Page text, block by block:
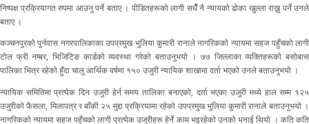
निष्पक्ष प्रक्रियागत रुपमा आउनु पर्ने बताए । पीडितहरूको लागी सधैँ नै न्यायको ढोका खुल्ला राख्नु पर्ने उनले
बताए ।
कञ्चनपुरको पुर्नवास नगरपालिकाका उपप्रमुख भुलिया कुमारी रानाले नागरिकको न्यायमा सहज पहुँचको लागी
टोल फ्री नम्बर, भिजिटिङ कार्डको व्यवस्था गरेको बताउनुभयो । ७७ जिल्लाका व्यक्तिहरूको बसोबास
पालिका भित्र रहेको हुँदा चालु आर्थिक वर्षमा १५० उजुरी न्यायिक शाखामा दर्ता भएको उनले बताउनुभयो ।
न्यायिक समितिमा प्रत्येक दिन उजुरी हेर्न समय तालिका बनाएको, दर्ता भएका उजुरी मध्ये हाल सम्म १२५
उजुरीको फैसला, मिलापत्र र बाँकी २५ मुद्दा प्रक्रियामा रहेको उपप्रमुख भुलिया कुमारी रानाले बताउनुभयो ।
नागरिकको न्यायमा सहज पहुँचको लागी प्रत्येक उजुरीहरू हेर्ने काम भइरहेको उनको भनाई थियो । कति कति